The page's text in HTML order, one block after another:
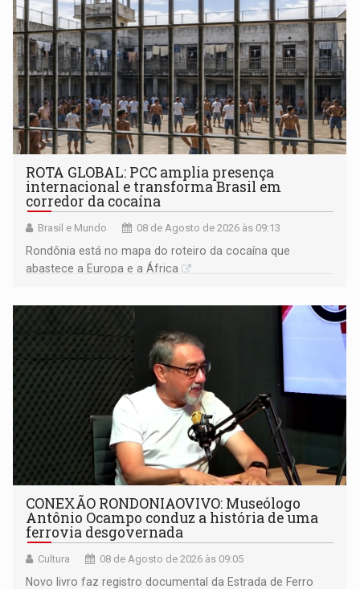
ROTA GLOBAL: PCC amplia presença
internacional e transforma Brasil em
corredor da cocaína
Brasil e Mundo 08 de Agosto de 2026 às 09:13
Rondônia está no mapa do roteiro da cocaína que
abastece a Europa e a África
CONEXÃO RONDONIAOVIVO: Museólogo
Antônio Ocampo conduz a história de uma
ferrovia desgovernada
Cultura 08 de Agosto de 2026 às 09:05
Novo livro faz registro documental da Estrada de Ferro